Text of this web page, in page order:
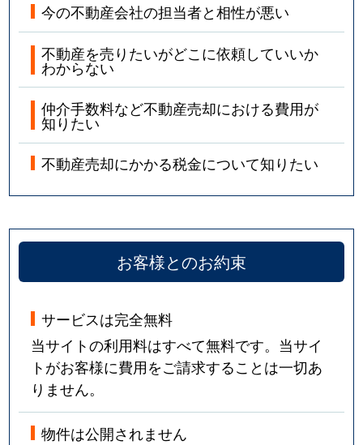
今の不動産会社の担当者と相性が悪い
不動産を売りたいがどこに依頼していいか
わからない
仲介手数料など不動産売却における費用が
知りたい
不動産売却にかかる税金について知りたい
お客様とのお約束
サービスは完全無料
当サイトの利用料はすべて無料です。当サイ
トがお客様に費用をご請求することは一切あ
りません。
物件は公開されません